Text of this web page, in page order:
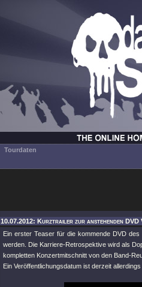
Tourdaten
10.07.2012: Kurztrailer zur anstehenden
Ein erster Teaser für die kommende DVD
werden. Die Karriere-Retrospektive wird als
kompletten Konzertmitschnitt von den Band-
Ein Veröffentlichungsdatum ist derzeit